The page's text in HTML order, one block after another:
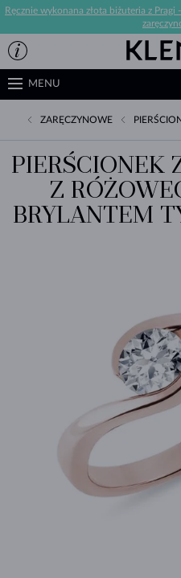
Ręcznie wykonana złota biżuteria z Pragi
MENU
ZARĘCZYNOWE
PIERŚCIONEK
Z
BRYLANTEM